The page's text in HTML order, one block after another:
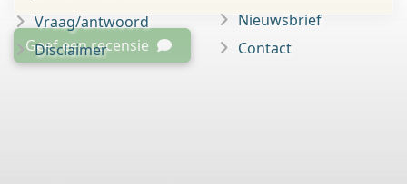
Geef een recensie
Vraag/antwoord
Disclaimer
Nieuwsbrief
Contact